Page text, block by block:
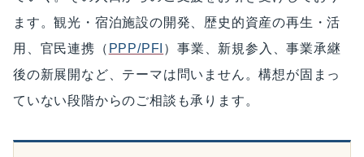
ます。観光・宿泊施設の開発、歴史的資産の再生・活
用、官民連携（ PPP/PFI ）事業、新規参入、事業承継
後の新展開など、テーマは問いません。構想が固まっ
ていない段階からのご相談も承ります。